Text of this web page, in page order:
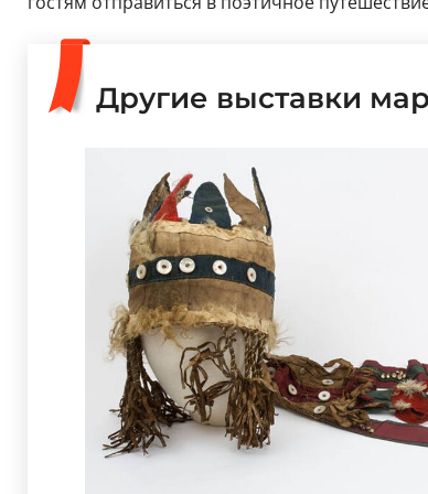
Другие выставки